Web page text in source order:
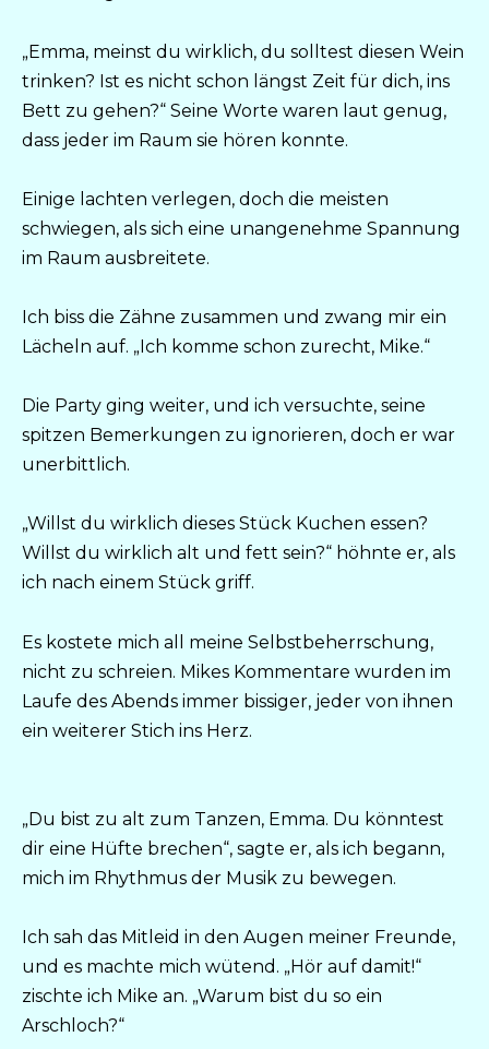
„Emma, meinst du wirklich, du solltest diesen Wein
trinken? Ist es nicht schon längst Zeit für dich, ins
Bett zu gehen?“ Seine Worte waren laut genug,
dass jeder im Raum sie hören konnte.
Einige lachten verlegen, doch die meisten
schwiegen, als sich eine unangenehme Spannung
im Raum ausbreitete.
Ich biss die Zähne zusammen und zwang mir ein
Lächeln auf. „Ich komme schon zurecht, Mike.“
Die Party ging weiter, und ich versuchte, seine
spitzen Bemerkungen zu ignorieren, doch er war
unerbittlich.
„Willst du wirklich dieses Stück Kuchen essen?
Willst du wirklich alt und fett sein?“ höhnte er, als
ich nach einem Stück griff.
Es kostete mich all meine Selbstbeherrschung,
nicht zu schreien. Mikes Kommentare wurden im
Laufe des Abends immer bissiger, jeder von ihnen
ein weiterer Stich ins Herz.
„Du bist zu alt zum Tanzen, Emma. Du könntest
dir eine Hüfte brechen“, sagte er, als ich begann,
mich im Rhythmus der Musik zu bewegen.
Ich sah das Mitleid in den Augen meiner Freunde,
und es machte mich wütend. „Hör auf damit!“
zischte ich Mike an. „Warum bist du so ein
Arschloch?“